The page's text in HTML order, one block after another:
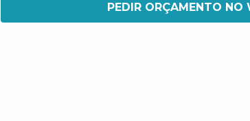
PEDIR ORÇAMENTO NO